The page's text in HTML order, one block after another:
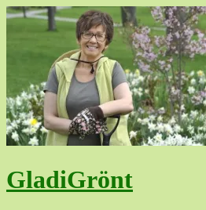
Hoppa
GladiGrönt